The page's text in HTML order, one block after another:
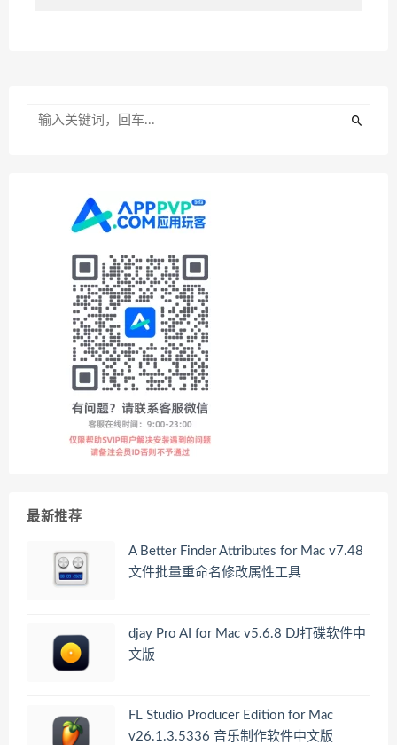
最新推荐
A Better Finder Attributes for Mac v7.48
文件批量重命名修改属性工具
djay Pro AI for Mac v5.6.8 DJ打碟软件中
文版
FL Studio Producer Edition for Mac
v26.1.3.5336 音乐制作软件中文版